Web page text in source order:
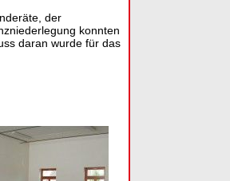
der
konnten
daran wurde für das